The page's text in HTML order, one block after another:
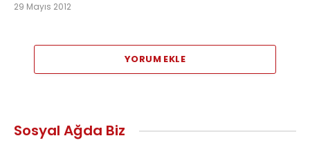
29 Mayıs 2012
YORUM EKLE
Sosyal Ağda Biz